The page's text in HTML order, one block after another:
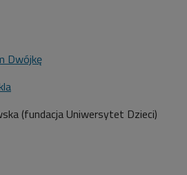
Dwójkę
(fundacja Uniwersytet Dzieci)